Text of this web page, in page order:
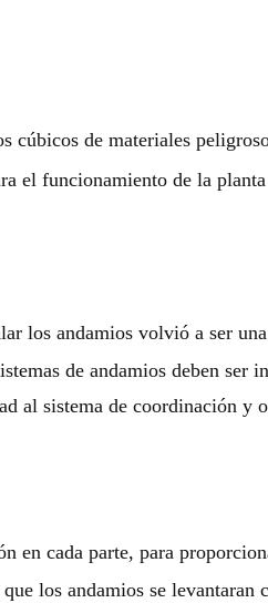
cúbicos de materiales
el funcionamiento de la
los andamios volvió a ser
de andamios deben ser
al sistema de coordinación y
en cada parte, para
los andamios se levantaran